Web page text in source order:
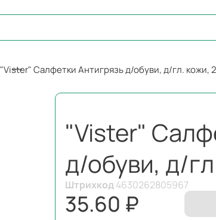
"Vister" Салфетки Антигрязь д/обуви, д/гл. кожи,
"Vister"
д/обуви, д/
Штрихкод4630262805967
35.60 ₽